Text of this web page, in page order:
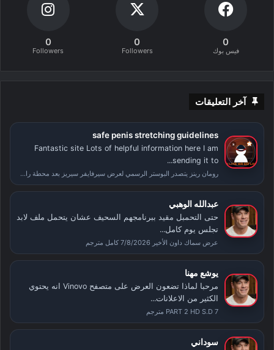
0
فيس بوك
0
Followers
0
Followers
آخر التعليقات
safe penis stretching guidelines
Fantastic site Lots of helpful information here I am
sending it to...
رومان رينز يتصدر البوستر الرسمي لعرض سيرفايفر سيريز بعد محطة راسلمينيا
عبدالله الوهبي
حتى التحمبل مقيد ببرنامجهم السحيف عشان يتحمل ملف لابد
تجلس يوم كامل...
عرض سماك داون الأخير 7/8/2026 كامل مترجم
يوشع مهنا
مرحبا لماذا تضعون العرض على متصفح Vinovo انه يحتوي
الكثير من الاعلانات...
PART 2 HD S.D 7 مترجم
سوداني